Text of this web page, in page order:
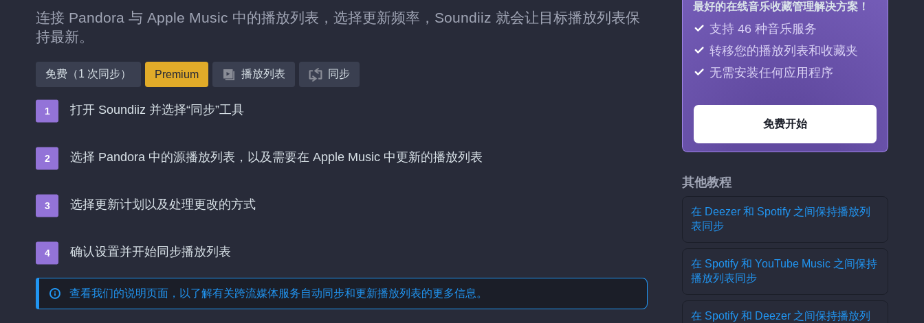
连接 Pandora 与 Apple Music 中的播放列表，选择更新频率，Soundiiz 就会让目标播放列表保
持最新。
免费（1 次同步） Premium 播放列表 同步
打开 Soundiiz 并选择“同步”工具
选择 Pandora 中的源播放列表，以及需要在 Apple Music 中更新的播放列表
选择更新计划以及处理更改的方式
确认设置并开始同步播放列表
查看我们的说明页面，以了解有关跨流媒体服务自动同步和更新播放列表的更多信息。
最好的在线音乐收藏管理解决方案！
支持 46 种音乐服务
转移您的播放列表和收藏夹
无需安装任何应用程序
免费开始
其他教程
在 Deezer 和 Spotify 之间保持播放列
表同步
在 Spotify 和 YouTube Music 之间保持
播放列表同步
在 Spotify 和 Deezer 之间保持播放列